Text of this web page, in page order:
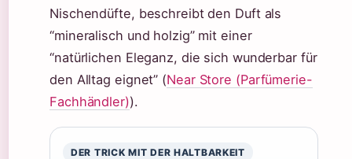
Nischendüfte, beschreibt den Duft als
“mineralisch und holzig” mit einer
“natürlichen Eleganz, die sich wunderbar für
den Alltag eignet” (Near Store (Parfümerie-
Fachhändler)).
DER TRICK MIT DER HALTBARKEIT